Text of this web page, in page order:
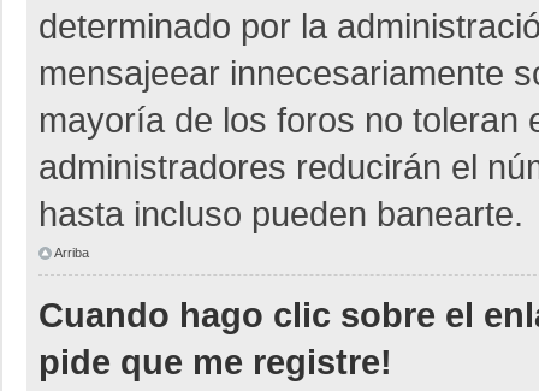
determinado por la
mensajeear innecesariamente
mayoría de los foros no toleran
administradores reducirán el
hasta incluso pueden banearte.
Arriba
Cuando hago clic sobre el
pide que me registre!